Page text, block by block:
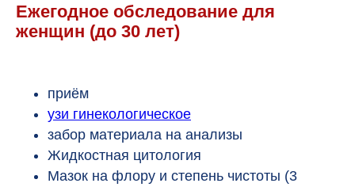
Ежегодное обследование для
женщин (до 30 лет)
приём
узи гинекологическое
забор материала на анализы
Жидкостная цитология
Мазок на флору и степень чистоты (3